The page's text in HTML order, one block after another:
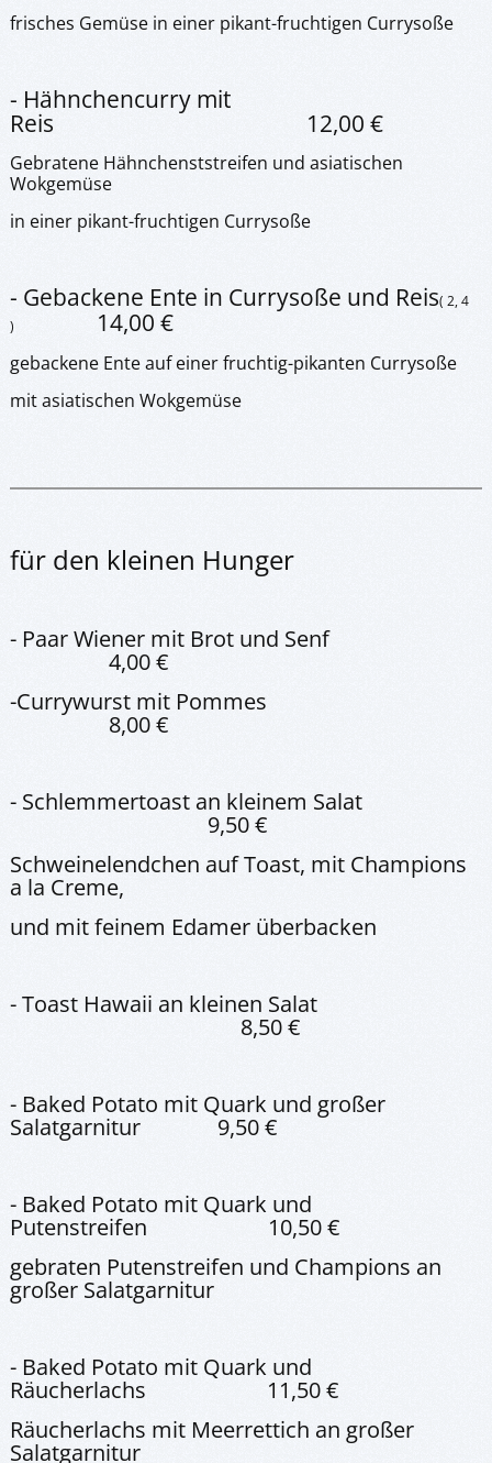
frisches Gemüse in einer pikant-fruchtigen Currysoße
- Hähnchencurry mit
Reis 12,00 €
Gebratene Hähnchenststreifen und asiatischen
Wokgemüse
in einer pikant-fruchtigen Currysoße
- Gebackene Ente in Currysoße und Reis( 2, 4
)
14,00 €
gebackene Ente auf einer fruchtig-pikanten Currysoße
mit asiatischen Wokgemüse
für den kleinen Hunger
- Paar Wiener mit Brot und Senf
4,00 €
-Currywurst mit Pommes
8,00 €
- Schlemmertoast an kleinem Salat
9,50 €
Schweinelendchen auf Toast, mit Champions
a la Creme,
und mit feinem Edamer überbacken
- Toast Hawaii an kleinen Salat
8,50 €
- Baked Potato mit Quark und großer
Salatgarnitur 9,50 €
- Baked Potato mit Quark und
Putenstreifen 10,50 €
gebraten Putenstreifen und Champions an
großer Salatgarnitur
- Baked Potato mit Quark und
Räucherlachs 11,50 €
Räucherlachs mit Meerrettich an großer
Salatgarnitur